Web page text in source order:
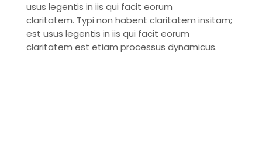
usus legentis in iis qui facit eorum
claritatem. Typi non habent claritatem insitam;
est usus legentis in iis qui facit eorum
claritatem est etiam processus dynamicus.